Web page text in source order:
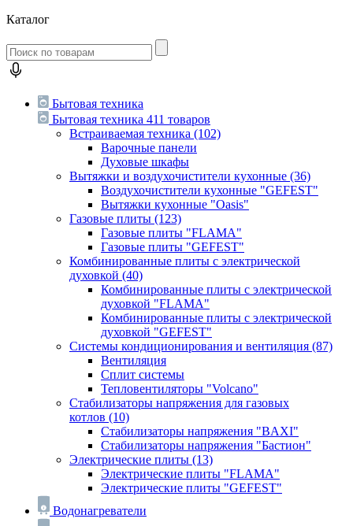
Каталог
Бытовая техника
Бытовая техника 411 товаров
Встраиваемая техника (102)
Варочные панели
Духовые шкафы
Вытяжки и воздухочистители кухонные (36)
Воздухочистители кухонные "GEFEST"
Вытяжки кухонные "Oasis"
Газовые плиты (123)
Газовые плиты "FLAMA"
Газовые плиты "GEFEST"
Комбинированные плиты с электрической
духовкой (40)
Комбинированные плиты с электрической
духовкой "FLAMA"
Комбинированные плиты с электрической
духовкой "GEFEST"
Системы кондиционирования и вентиляция (87)
Вентиляция
Сплит системы
Тепловентиляторы "Volcano"
Стабилизаторы напряжения для газовых
котлов (10)
Стабилизаторы напряжения "BAXI"
Стабилизаторы напряжения "Бастион"
Электрические плиты (13)
Электрические плиты "FLAMA"
Электрические плиты "GEFEST"
Водонагреватели